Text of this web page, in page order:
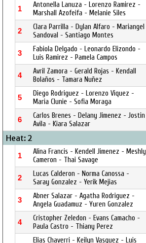
1
Antonella Lanuza - Lorenzo Ramirez -
Marshall Azofeifa - Melanie Siles
2
Clara Parrilla - Dylan Alfaro - Mariangel
Sandoval - Santiago Montes
3
Fabiola Delgado - Leonardo Elizondo -
Luis Ramirez - Pamela Campos
4
Avril Zamora - Gerald Rojas - Kendall
Bolaños - Tamara Nuñez
5
Diego Rodriguez - Lorenzo Viquez -
Maria Clunie - Sofia Moraga
6
Carlos Brenes - Delany Jimenez - Jostin
Avila - Kiara Salazar
Heat: 2
1
Alina Francis - Kendell Jimenez - Meshly
Cameron - Thai Savage
2
Lucas Calderon - Norma Canossa -
Saray Gonzalez - Yerik Mejias
3
Abner Salazar - Agatha Rodriguez -
Angela Guadamuz - Yuren Gonzalez
4
Cristopher Zeledon - Evans Camacho -
Paula Castro - Thiany Perez
Elias Chaverri - Keilyn Vasquez - Luis